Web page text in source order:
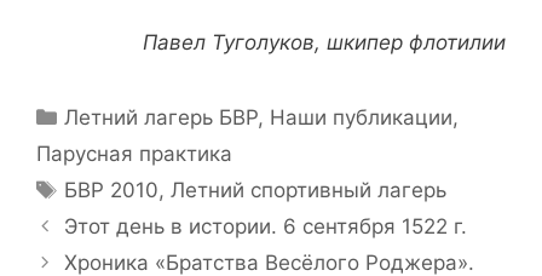
Павел Туголуков, шкипер флотилии
Рубрики
Летний лагерь БВР, Наши публикации,
Парусная практика
Метки
БВР 2010,Летний спортивный лагерь
Навигация
записи
Этот день в истории. 6 сентября 1522 г.
Хроника «Братства Весёлого Роджера».